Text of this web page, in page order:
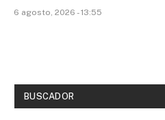
6 agosto, 2026 - 13:55
BUSCADOR